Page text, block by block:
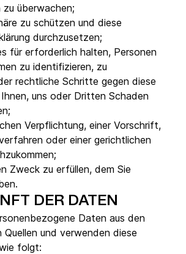
zu überwachen;
zu schützen und diese
durchzusetzen;
für erforderlich halten, Personen
zu identifizieren, zu
rechtliche Schritte gegen diese
uns oder Dritten Schaden
Verpflichtung, einer Vorschrift,
oder einer gerichtlichen
Zweck zu erfüllen, dem Sie
DER DATEN
Daten aus den
und verwenden diese
folgt: